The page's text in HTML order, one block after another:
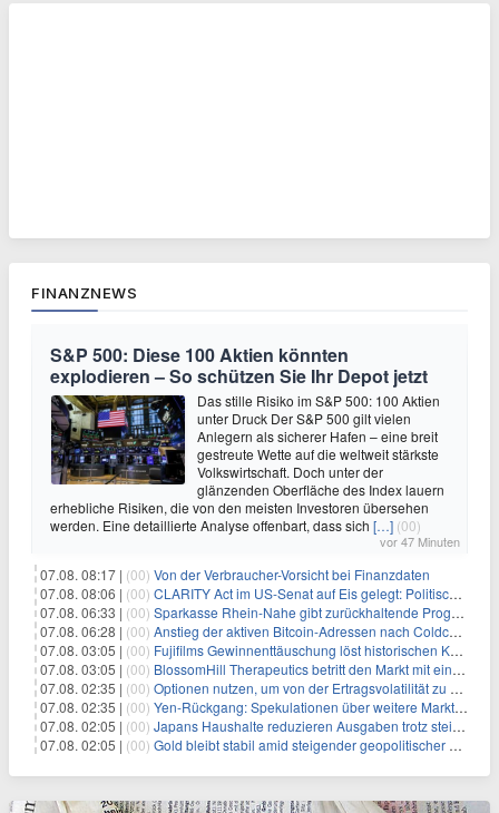
FINANZNEWS
S&P 500: Diese 100 Aktien könnten
explodieren – So schützen Sie Ihr Depot jetzt
Das stille Risiko im S&P 500: 100 Aktien
unter Druck Der S&P 500 gilt vielen
Anlegern als sicherer Hafen – eine breit
gestreute Wette auf die weltweit stärkste
Volkswirtschaft. Doch unter der
glänzenden Oberfläche des Index lauern
erhebliche Risiken, die von den meisten Investoren übersehen
werden. Eine detaillierte Analyse offenbart, dass sich […] (00)
vor 47 Minuten
07.08. 08:17 | (00) Von der Verbraucher-Vorsicht bei Finanzdaten
07.08. 08:06 | (00) CLARITY Act im US-Senat auf Eis gelegt: Politische Differenzen verzögern Krypto-Gesetzgebung bis September
07.08. 06:33 | (00) Sparkasse Rhein-Nahe gibt zurückhaltende Prognose
07.08. 06:28 | (00) Anstieg der aktiven Bitcoin-Adressen nach Coldcard-Panik
07.08. 03:05 | (00) Fujifilms Gewinnenttäuschung löst historischen Kursrückgang aus
07.08. 03:05 | (00) BlossomHill Therapeutics betritt den Markt mit einem IPO-Boost von 150 Millionen Dollar
07.08. 02:35 | (00) Optionen nutzen, um von der Ertragsvolatilität zu profitieren
07.08. 02:35 | (00) Yen-Rückgang: Spekulationen über weitere Marktinterventionen nehmen zu
07.08. 02:05 | (00) Japans Haushalte reduzieren Ausgaben trotz steigender Löhne: Ein Warnsignal für das Wachstum
07.08. 02:05 | (00) Gold bleibt stabil amid steigender geopolitischer Spannungen im Persischen Golf